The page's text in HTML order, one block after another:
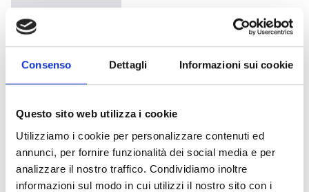
Consenso Dettagli Informazioni sui cookie
Questo sito web utilizza i cookie
Utilizziamo i cookie per personalizzare contenuti ed
annunci, per fornire funzionalità dei social media e per
analizzare il nostro traffico. Condividiamo inoltre
informazioni sul modo in cui utilizzi il nostro sito con i
Lampe avec autotest de la
batterie et du système
électronique
Supervision via BUS